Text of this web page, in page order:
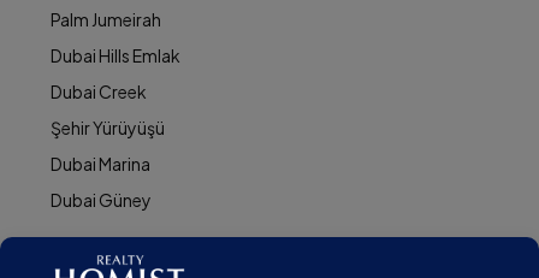
Palm Jumeirah
Dubai Hills Emlak
Dubai Creek
Şehir Yürüyüşü
Dubai Marina
Dubai Güney